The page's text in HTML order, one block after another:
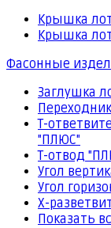
Крышка
Крышка
Фасонные
Заглушка
Т-
"ПЛЮС"
Т-отвод
Угол
Угол
Х-
Показать